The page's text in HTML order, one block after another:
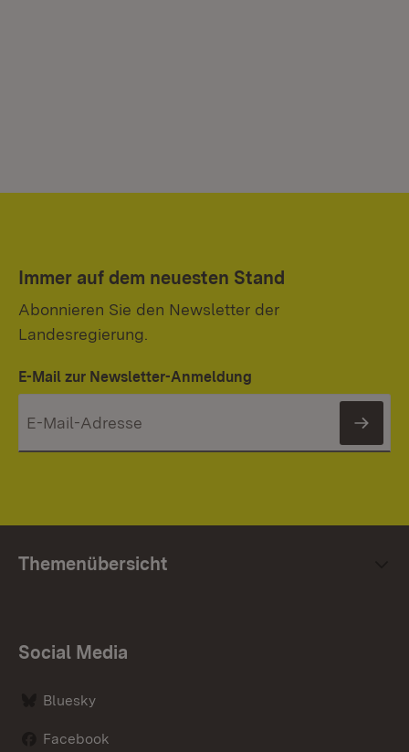
Immer auf dem neuesten Stand
Abonnieren Sie den Newsletter der
Landesregierung.
E-Mail zur Newsletter-Anmeldung
Themenübersicht
Social Media
Bluesky
Facebook